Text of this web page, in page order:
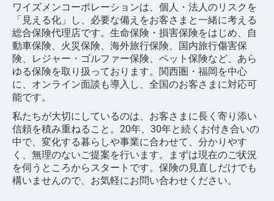
ワイズメンコーポレーションは、個人・法人のリスクを
「見える化」し、必要な備えをお客さまと一緒に考える
総合保険代理店です。 生命保険・損害保険をはじめ、自
動車保険、火災保険、海外旅行保険、国内旅行傷害保
険、レジャー・ゴルファー保険、ペット保険など、あら
ゆる保険を取り扱っております。 関西圏・福岡を中心
に、オンライン面談も導入し、全国のお客さまに対応可
能です。
私たちが大切にしているのは、お客さまに長く寄り添い
信頼を積み重ねること。20年、30年と続くお付き合いの
中で、変化する暮らしや事業に合わせて、分かりやす
く、無理のないご提案を行います。まずは現在のご状況
を伺うところからスタートです。保険の見直しだけでも
構いませんので、お気軽にお問い合わせください。